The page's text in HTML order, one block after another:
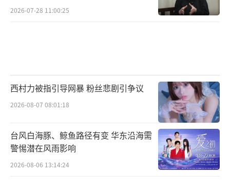
2026-07-28 11:00:25
西村力被指引导网暴 粉丝悲剧引争议
2026-08-07 08:01:18
台风白海豚、鲸鱼路径有变 华东沿海需
警惕潜在风雨影响
2026-08-06 13:14:24